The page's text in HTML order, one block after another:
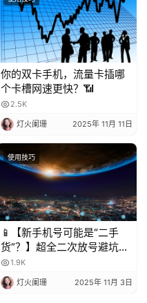
你的双卡手机，流量卡插哪
个卡槽网速更快？📶
2.5K
灯火阑珊 2025年 11月 11日
使用技巧
📱【新手机号可能是“二手
货”？】超全二次放号避坑指
南，附完美处理攻略！✨
1.9K
灯火阑珊 2025年 11月 3日